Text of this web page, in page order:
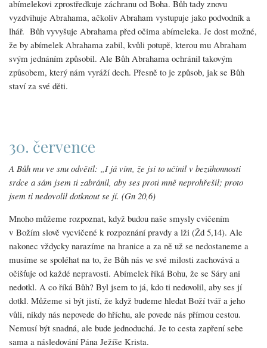
abímelekovi zprostředkuje záchranu od Boha. Bůh tady znovu
vyzdvihuje Abrahama, ačkoliv Abraham vystupuje jako podvodník a
lhář. Bůh vyvyšuje Abrahama před očima abímeleka. Je dost možné,
že by abímelek Abrahama zabil, kvůli potupě, kterou mu Abraham
svým jednáním způsobil. Ale Bůh Abrahama ochránil takovým
způsobem, který nám vyráží dech. Přesně to je způsob, jak se Bůh
staví za své děti.
30. července
A Bůh mu ve snu odvětil: „I já vím, že jsi to učinil v bezúhonnosti
srdce a sám jsem ti zabránil, aby ses proti mně neprohřešil; proto
jsem ti nedovolil dotknout se jí. (Gn 20,6)
Mnoho můžeme rozpoznat, když budou naše smysly cvičením
v Božím slově vycvičené k rozpoznání pravdy a lži (Žd 5,14). Ale
nakonec vždycky narazíme na hranice a za ně už se nedostaneme a
musíme se spoléhat na to, že Bůh nás ve své milosti zachovává a
očišťuje od každé nepravosti. Abímelek říká Bohu, že se Sáry ani
nedotkl. A co říká Bůh? Byl jsem to já, kdo ti nedovolil, aby ses jí
dotkl. Můžeme si být jistí, že když budeme hledat Boží tvář a jeho
vůli, nikdy nás nepovede do hříchu, ale povede nás přímou cestou.
Nemusí být snadná, ale bude jednoduchá. Je to cesta zapření sebe
sama a následování Pána Ježíše Krista.